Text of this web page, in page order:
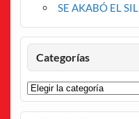
SE AKABÓ EL
Categorías
Categorías